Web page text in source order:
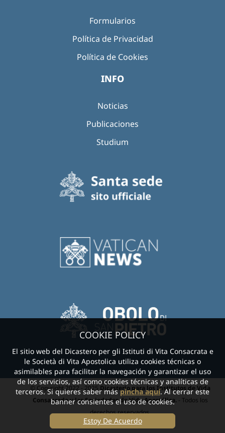
Formularios
Política de Privacidad
Política de Cookies
INFO
Noticias
Publicaciones
Studium
© Copyright 2022 - 2025 Dicasterio para los Institutos de Vida
Consagrada y las Sociedades de Vida Apostólica. - Todos los
derechos reservados.
COOKIE POLICY
El sitio web del Dicastero per gli Istituti di Vita Consacrata e
le Società di Vita Apostolica utiliza cookies técnicas o
asimilables para facilitar la navegación y garantizar el uso
de los servicios, así como cookies técnicas y analíticas de
terceros. Si quieres saber máspincha aquí. Al cerrar este
banner consientes el uso de cookies.
Estoy De Acuerdo